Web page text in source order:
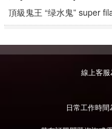
頂級鬼王 “绿水鬼” super
線上客服
日常工作時間